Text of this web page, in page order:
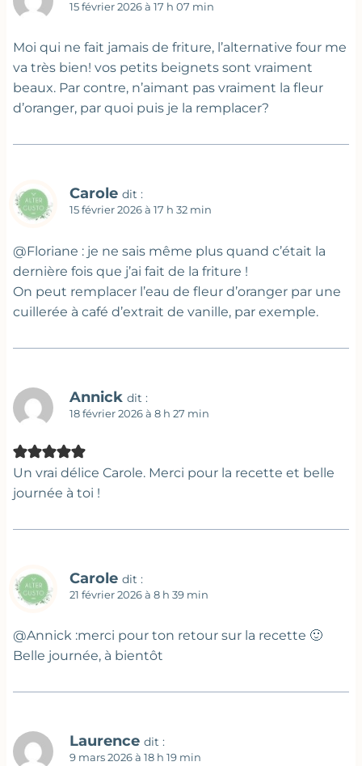
15 février 2026 à 17 h 07 min
Moi qui ne fait jamais de friture, l’alternative four me
va très bien! vos petits beignets sont vraiment
beaux. Par contre, n’aimant pas vraiment la fleur
d’oranger, par quoi puis je la remplacer?
Carole dit :
15 février 2026 à 17 h 32 min
@Floriane : je ne sais même plus quand c’était la
dernière fois que j’ai fait de la friture !
On peut remplacer l’eau de fleur d’oranger par une
cuillerée à café d’extrait de vanille, par exemple.
Annick dit :
18 février 2026 à 8 h 27 min
Un vrai délice Carole. Merci pour la recette et belle
journée à toi !
Carole dit :
21 février 2026 à 8 h 39 min
@Annick :merci pour ton retour sur la recette 🙂
Belle journée, à bientôt
Laurence dit :
9 mars 2026 à 18 h 19 min